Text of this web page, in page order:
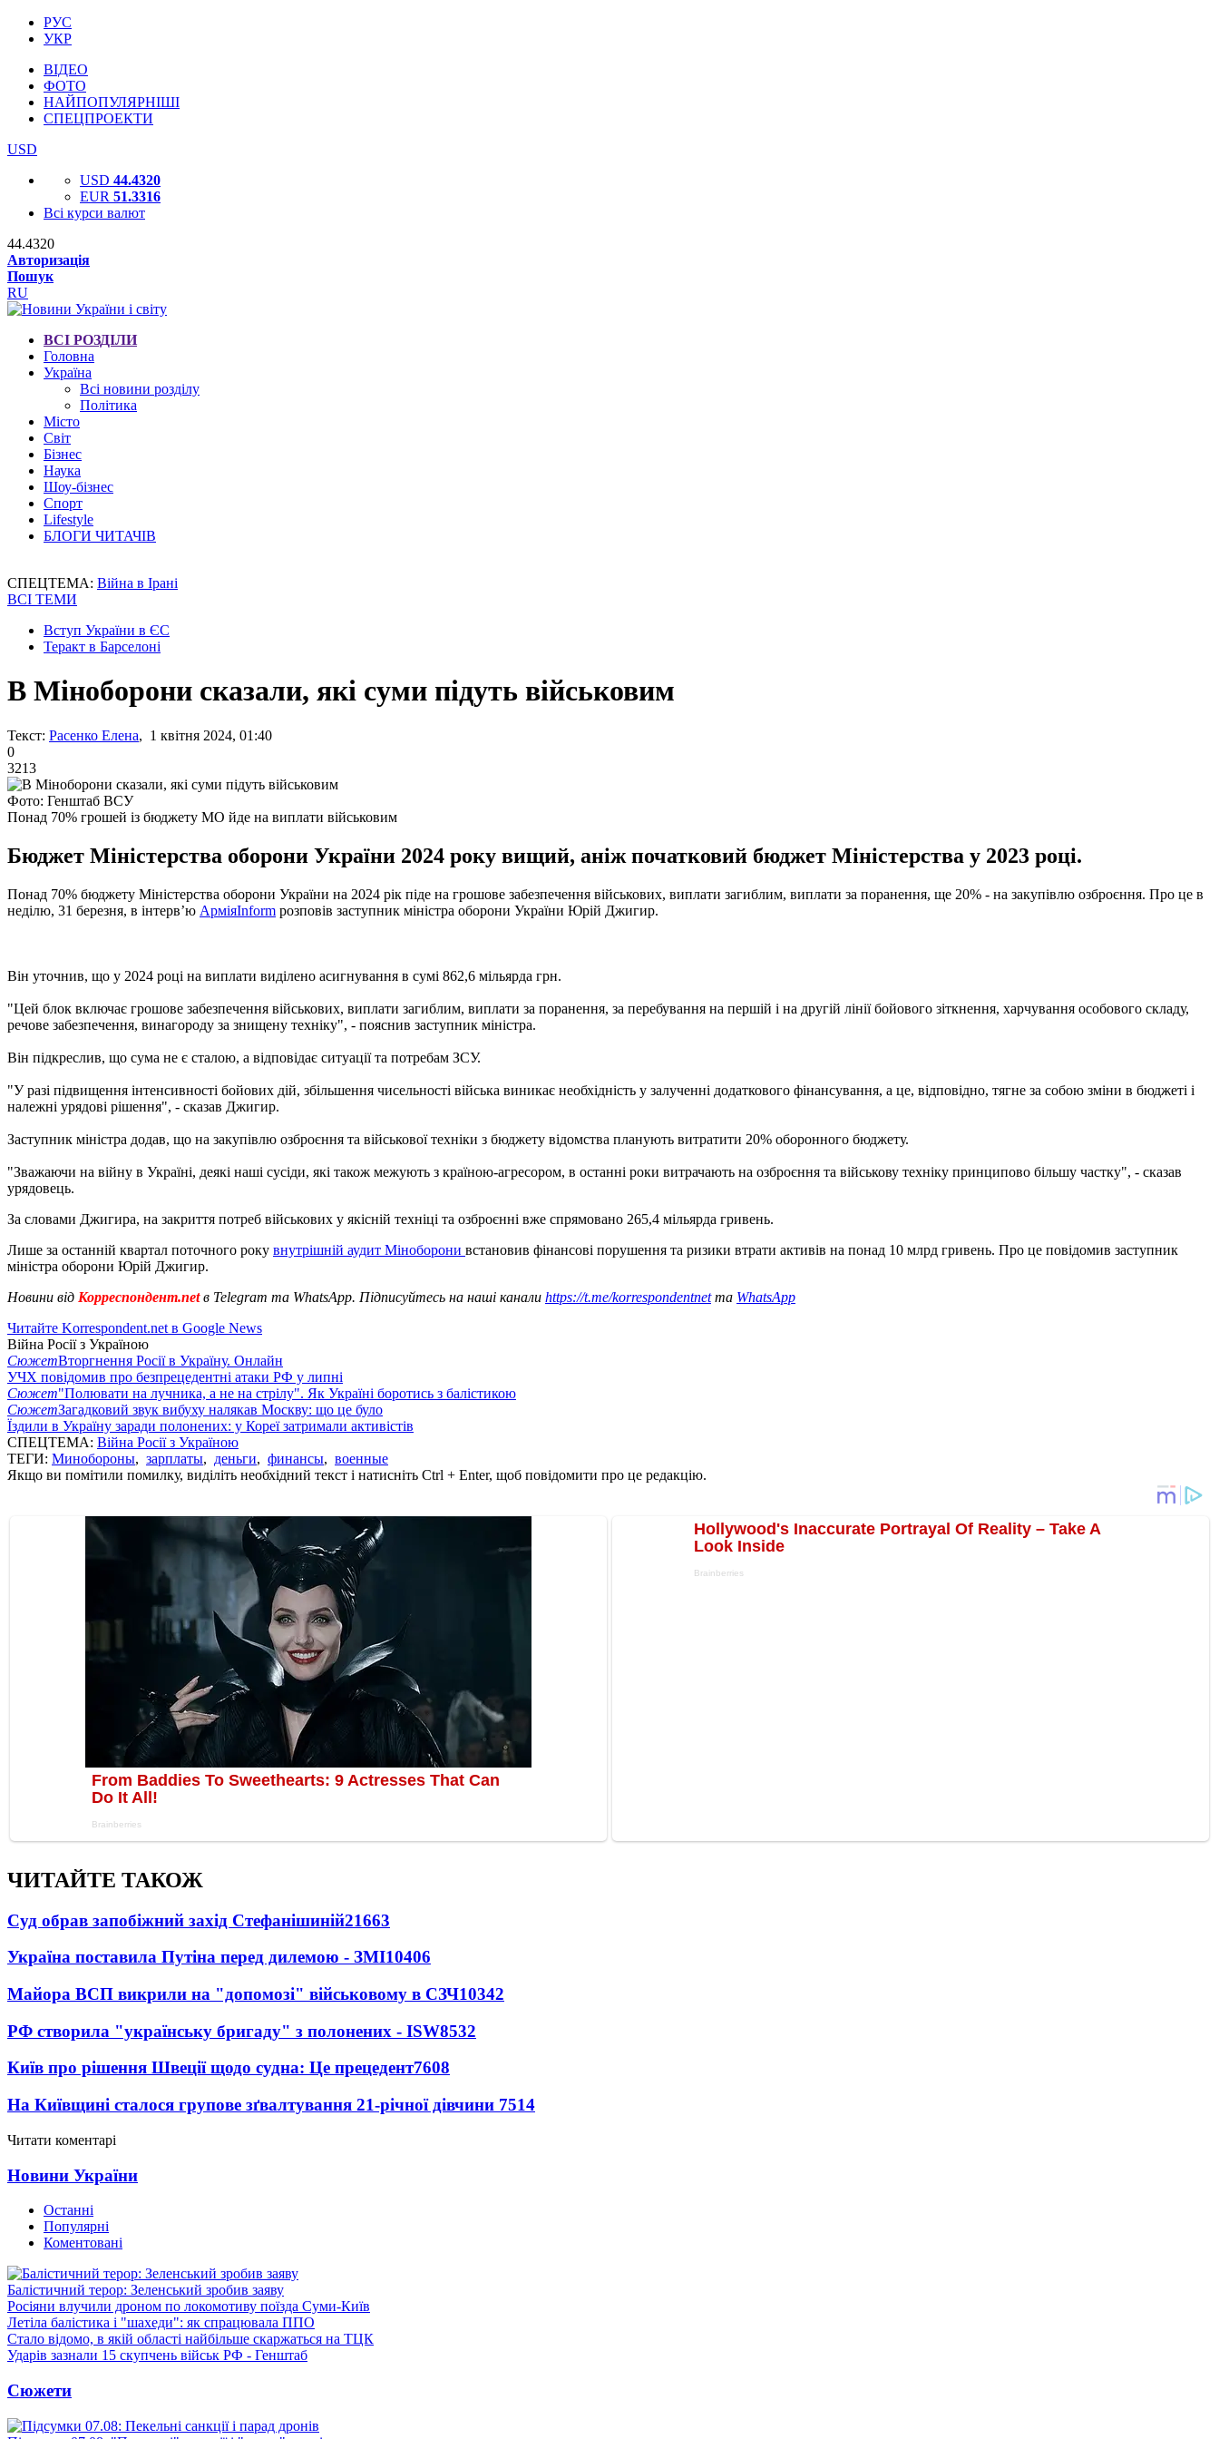
РУС
УКР
ВІДЕО
ФОТО
НАЙПОПУЛЯРНІШІ
СПЕЦПРОЕКТИ
USD
USD 44.4320
EUR 51.3316
Всі курси валют
44.4320
Авторизація
Пошук
RU
ВСІ РОЗДІЛИ
Головна
Україна
Всі новини розділу
Політика
Місто
Світ
Бізнес
Наука
Шоу-бізнес
Спорт
Lifestyle
БЛОГИ ЧИТАЧІВ
СПЕЦТЕМА: Війна в Ірані
ВСІ ТЕМИ
Вступ України в ЄС
Теракт в Барселоні
В Міноборони сказали, які суми підуть військовим
Текст: Расенко Елена, 1 квітня 2024, 01:40
0
3213
Фото: Генштаб ВСУ
Понад 70% грошей із бюджету МО йде на виплати військовим
Бюджет Міністерства оборони України 2024 року вищий, аніж початковий бюджет Міністерства у 2023 році.
Понад 70% бюджету Міністерства оборони України на 2024 рік піде на грошове забезпечення військових, виплати загиблим, виплати за поранення, ще 20% - на закупівлю озброєння. Про це в
неділю, 31 березня, в інтерв’ю АрміяInform розповів заступник міністра оборони України Юрій Джигир.
Він уточнив, що у 2024 році на виплати виділено асигнування в сумі 862,6 мільярда грн.
"Цей блок включає грошове забезпечення військових, виплати загиблим, виплати за поранення, за перебування на першій і на другій лінії бойового зіткнення, харчування особового складу,
речове забезпечення, винагороду за знищену техніку", - пояснив заступник міністра.
Він підкреслив, що сума не є сталою, а відповідає ситуації та потребам ЗСУ.
"У разі підвищення інтенсивності бойових дій, збільшення чисельності війська виникає необхідність у залученні додаткового фінансування, а це, відповідно, тягне за собою зміни в бюджеті і
належні урядові рішення", - сказав Джигир.
Заступник міністра додав, що на закупівлю озброєння та військової техніки з бюджету відомства планують витратити 20% оборонного бюджету.
"Зважаючи на війну в Україні, деякі наші сусіди, які також межують з країною-агресором, в останні роки витрачають на озброєння та військову техніку принципово більшу частку", - сказав
урядовець.
За словами Джигира, на закриття потреб військових у якісній техніці та озброєнні вже спрямовано 265,4 мільярда гривень.
Лише за останній квартал поточного року внутрішній аудит Міноборони встановив фінансові порушення та ризики втрати активів на понад 10 млрд гривень. Про це повідомив заступник
міністра оборони Юрій Джигир.
Новини від Корреспондент.netв Telegram та WhatsApp. Підписуйтесь на наші канали https://t.me/korrespondentnetта WhatsApp
Читайте Korrespondent.net в Google News
Війна Росії з Україною
СюжетВторгнення Росії в Україну. Онлайн
УЧХ повідомив про безпрецедентні атаки РФ у липні
Сюжет"Полювати на лучника, а не на стрілу". Як Україні боротись з балістикою
СюжетЗагадковий звук вибуху налякав Москву: що це було
Їздили в Україну заради полонених: у Кореї затримали активістів
СПЕЦТЕМА: Війна Росії з Україною
ТЕГИ: Минобороны, зарплаты, деньги, финансы, военные
Якщо ви помітили помилку, виділіть необхідний текст і натисніть Ctrl + Enter, щоб повідомити про це редакцію.
ЧИТАЙТЕ ТАКОЖ
Суд обрав запобіжний захід Стефанішиній21663
Україна поставила Путіна перед дилемою - ЗМІ10406
Майора ВСП викрили на "допомозі" військовому в СЗЧ10342
РФ створила "українську бригаду" з полонених - ISW8532
Київ про рішення Швеції щодо судна: Це прецедент7608
На Київщині сталося групове зґвалтування 21-річної дівчини 7514
Читати коментарі
Новини України
Останні
Популярні
Коментовані
Балістичний терор: Зеленський зробив заяву
Росіяни влучили дроном по локомотиву поїзда Суми-Київ
Летіла балістика і "шахеди": як спрацювала ППО
Стало відомо, в якій області найбільше скаржаться на ТЦК
Ударів зазнали 15 скупчень військ РФ - Генштаб
Сюжети